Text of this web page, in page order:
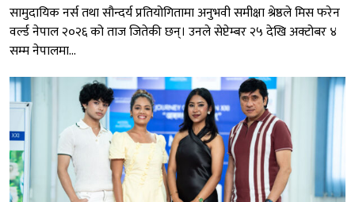
सामुदायिक नर्स तथा सौन्दर्य प्रतियोगितामा अनुभवी समीक्षा श्रेष्ठले मिस फरेन
वर्ल्ड नेपाल २०२६ को ताज जितेकी छन्। उनले सेप्टेम्बर २५ देखि अक्टोबर ४
सम्म नेपालमा...